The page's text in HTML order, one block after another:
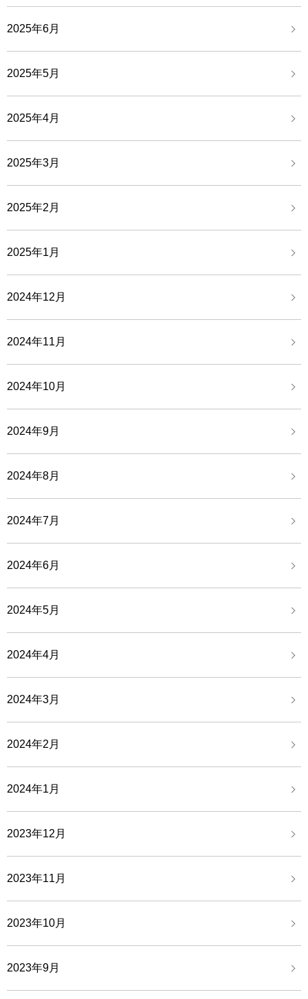
2025年6月
2025年5月
2025年4月
2025年3月
2025年2月
2025年1月
2024年12月
2024年11月
2024年10月
2024年9月
2024年8月
2024年7月
2024年6月
2024年5月
2024年4月
2024年3月
2024年2月
2024年1月
2023年12月
2023年11月
2023年10月
2023年9月